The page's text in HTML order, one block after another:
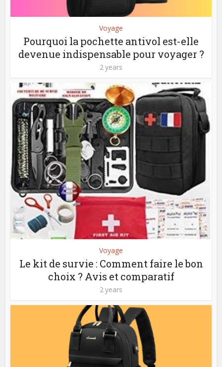
Voyage
Pourquoi la pochette antivol est-elle
devenue indispensable pour voyager ?
2 years
Voyage
Le kit de survie : Comment faire le bon
choix ? Avis et comparatif
2 years